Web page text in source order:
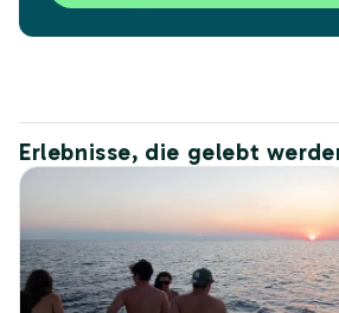
Erlebnisse, die gelebt